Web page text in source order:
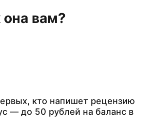
она вам?
кто напишет рецензию
— до 50 рублей на баланс в